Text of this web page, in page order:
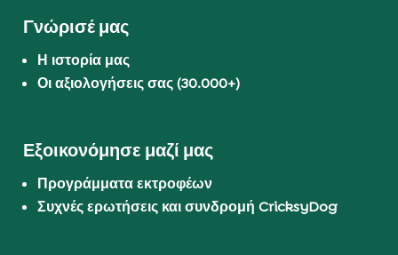
Γνώρισέ μας
Η ιστορία μας
Οι αξιολογήσεις σας (30.000+)
Εξοικονόμησε μαζί μας
Προγράμματα εκτροφέων
Συχνές ερωτήσεις και συνδρομή CricksyDog